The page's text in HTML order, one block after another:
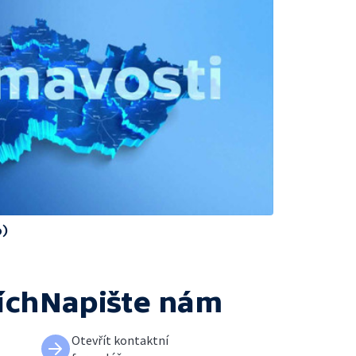
Napište nám
Otevřít kontaktní